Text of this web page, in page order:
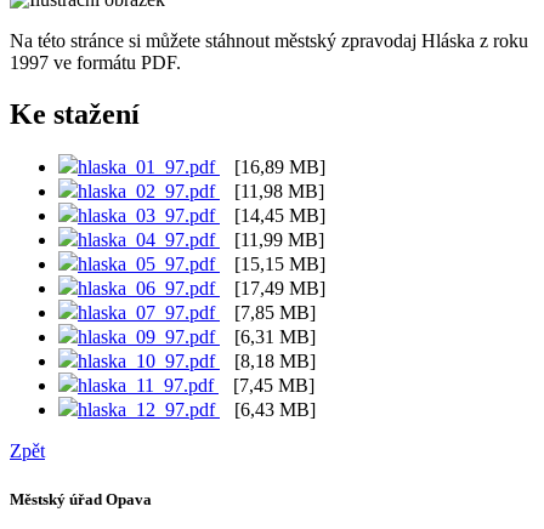
Na této stránce si můžete stáhnout městský zpravodaj Hláska z roku
1997 ve formátu PDF.
Ke stažení
hlaska_01_97.pdf
[16,89 MB]
hlaska_02_97.pdf
[11,98 MB]
hlaska_03_97.pdf
[14,45 MB]
hlaska_04_97.pdf
[11,99 MB]
hlaska_05_97.pdf
[15,15 MB]
hlaska_06_97.pdf
[17,49 MB]
hlaska_07_97.pdf
[7,85 MB]
hlaska_09_97.pdf
[6,31 MB]
hlaska_10_97.pdf
[8,18 MB]
hlaska_11_97.pdf
[7,45 MB]
hlaska_12_97.pdf
[6,43 MB]
Zpět
Městský úřad Opava